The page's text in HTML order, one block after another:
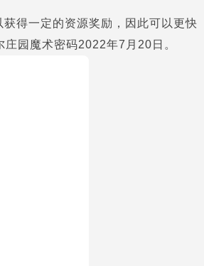
得一定的资源奖励，因此可以更快
园魔术密码2022年7月20日。